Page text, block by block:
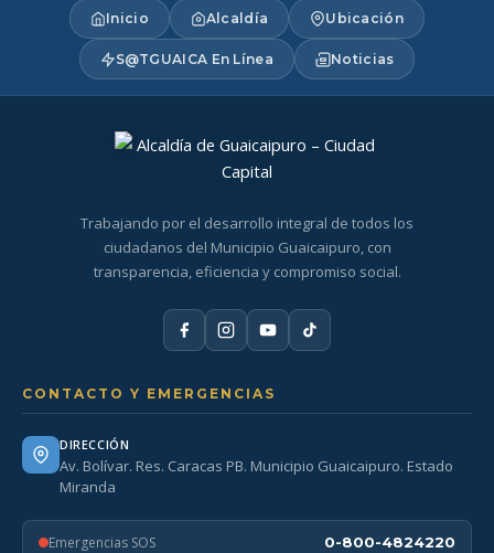
Inicio Alcaldía Ubicación
S@TGUAICA En Línea Noticias
Trabajando por el desarrollo integral de todos los
ciudadanos del Municipio Guaicaipuro, con
transparencia, eficiencia y compromiso social.
CONTACTO Y EMERGENCIAS
DIRECCIÓN
Av. Bolívar. Res. Caracas PB. Municipio Guaicaipuro. Estado
Miranda
Emergencias SOS 0-800-4824220